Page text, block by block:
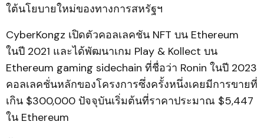
ใต้นโยบายใหม่ของทางการสหรัฐฯ
CyberKongz เปิดตัวคอลเลคชัน NFT บน Ethereum
ในปี 2021 และได้พัฒนาเกม Play & Kollect บน
Ethereum gaming sidechain ที่ชื่อว่า Ronin ในปี 2023
คอลเลคชั่นหลักของโครงการซึ่งครั้งหนึ่งเคยมีการขายที่
เกิน $300,000 ปัจจุบันเริ่มต้นที่ราคาประมาณ $5,447
ใน Ethereum